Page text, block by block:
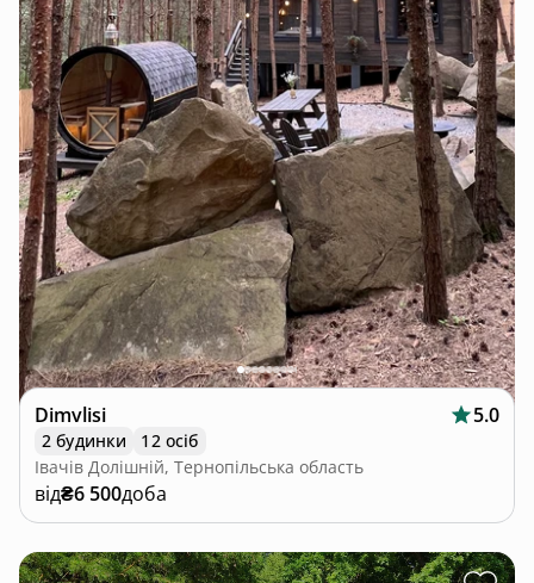
Dimvlisi 5.0
2 будинки
12 осіб
Івачів Долішній, Тернопільська область
від₴6 500доба